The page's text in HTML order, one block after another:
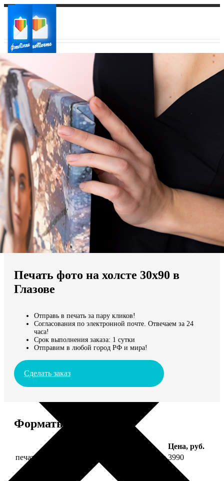
Ваш город:
Ваш регион доставки
Выберите из списка:
Мы доставляем по всему миру
Продолжить без города
Печать фото на холсте 30х90 в
Глазове
Отправь в печать за пару кликов!
Согласования по электронной почте. Отвечаем за 24
часа!
Срок выполнения заказа: 1 сутки
Отправим в любой город РФ и мира!
Сделать заказ
Форматы и цены
Цена, руб.
печать фото на холсте 30х90 на подрамнике 3990